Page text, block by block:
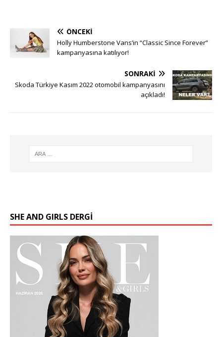
ÖNCEKI
Holly Humberstone Vans’in “Classic Since Forever”
kampanyasına katılıyor!
SONRAKI
Skoda Türkiye Kasım 2022 otomobil kampanyasını
açıkladı!
SHE AND GIRLS DERGİ